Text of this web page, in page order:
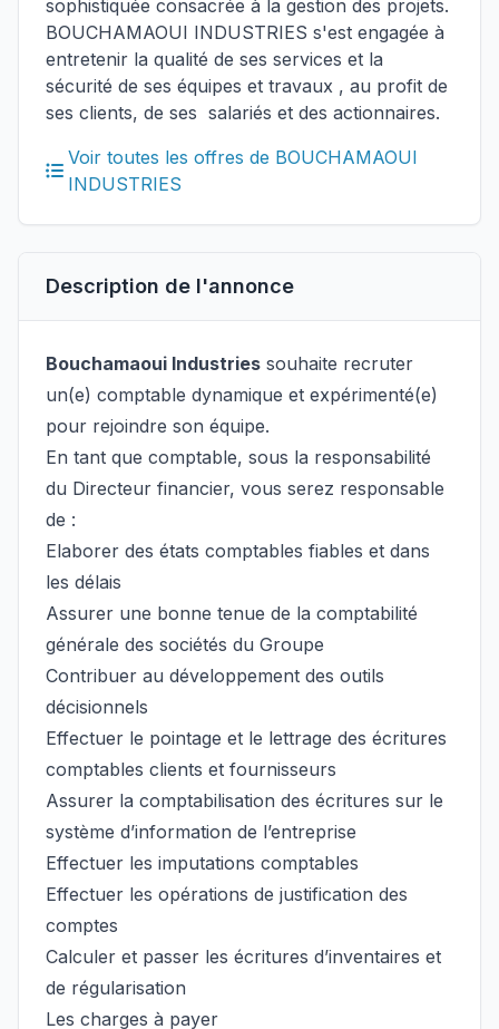
sophistiquée consacrée à la gestion des projets.
BOUCHAMAOUI INDUSTRIES s'est engagée à
entretenir la qualité de ses services et la
sécurité de ses équipes et travaux , au profit de
ses clients, de ses salariés et des actionnaires.
Voir toutes les offres de BOUCHAMAOUI
INDUSTRIES
Description de l'annonce
Bouchamaoui Industries souhaite recruter
un(e) comptable dynamique et expérimenté(e)
pour rejoindre son équipe.
En tant que comptable, sous la responsabilité
du Directeur financier, vous serez responsable
de :
Elaborer des états comptables fiables et dans
les délais
Assurer une bonne tenue de la comptabilité
générale des sociétés du Groupe
Contribuer au développement des outils
décisionnels
Effectuer le pointage et le lettrage des écritures
comptables clients et fournisseurs
Assurer la comptabilisation des écritures sur le
système d’information de l’entreprise
Effectuer les imputations comptables
Effectuer les opérations de justification des
comptes
Calculer et passer les écritures d’inventaires et
de régularisation
Les charges à payer